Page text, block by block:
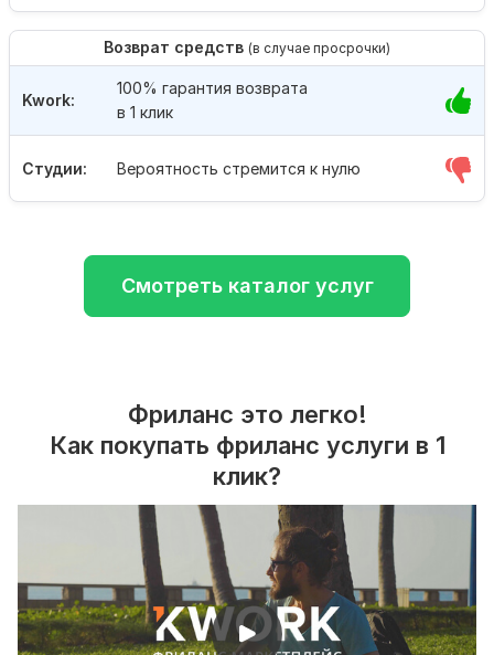
Возврат средств (в случае просрочки)
Студии: Вероятность стремится к нулю
Kwork:
100% гарантия возврата
в 1 клик
Смотреть каталог услуг
Фриланс это легко!
Как покупать фриланс услуги в 1
клик?